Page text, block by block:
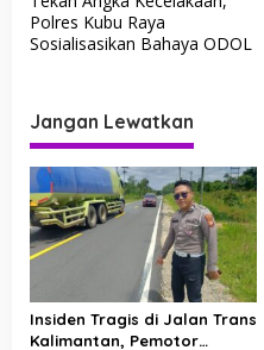
a
v
g
a
s
i
p
s
Polres Kubu Raya
Sosialisasikan Bahaya ODOL
Jangan Lewatkan
Insiden Tragis di Jalan Trans
Kalimantan, Pemotor